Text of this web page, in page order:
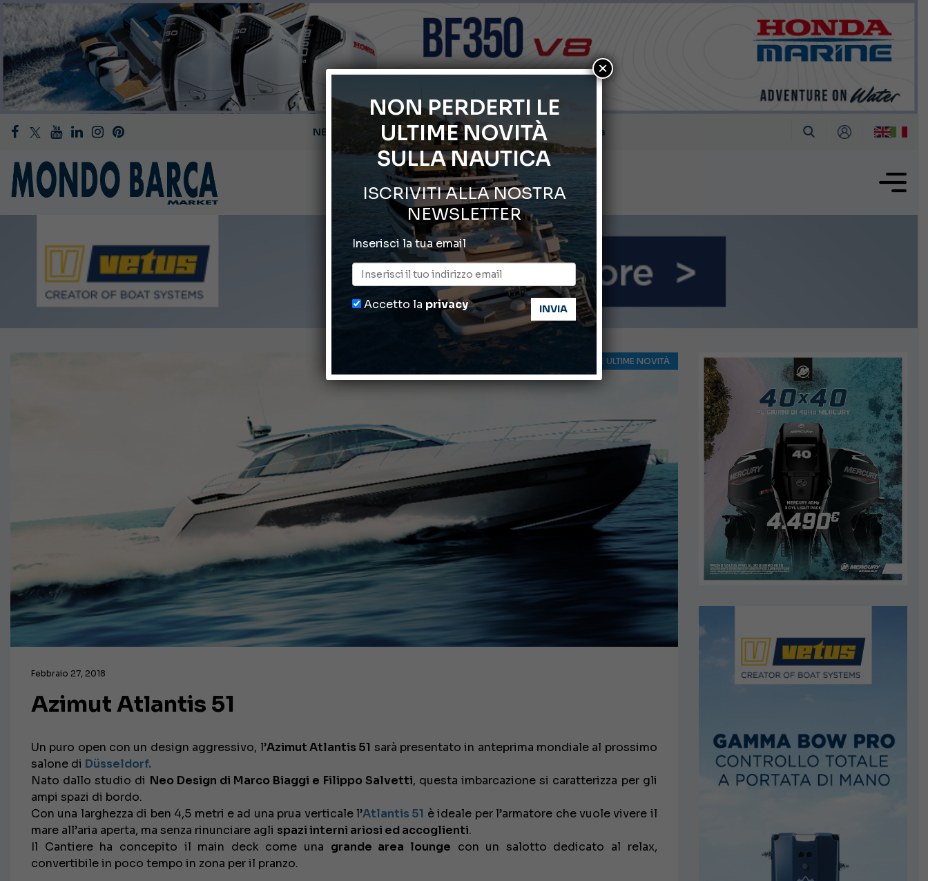
Gommoni Callegari acquisisce Geniuss
66° Salone Nautico Internazionale di Genova
ABOFA 2026: la fiera del mare ad Aqaba
Cannes Yachting Festival 2026: tutte le novità attese a settembre
Febbraio 27, 2018
PROVE E ULTIME NOVITÀ
Azimut Atlantis 51
Un puro open con un design aggressivo, l’Azimut Atlantis 51 sarà presentato in anteprima mondiale al prossimo
salone di Düsseldorf.
Nato dallo studio di Neo Design di Marco Biaggi e Filippo Salvetti, questa imbarcazione si caratterizza per gli
ampi spazi di bordo.
Con una larghezza di ben 4,5 metri e ad una prua verticale l’Atlantis 51 è ideale per l’armatore che vuole vivere il
mare all’aria aperta, ma senza rinunciare agli spazi interni ariosi ed accoglienti.
Il Cantiere ha concepito il main deck come una grande area lounge con un salotto dedicato al relax,
convertibile in poco tempo in zona per il pranzo.
NON PERDERTI LE
ULTIME NOVITÀ
SULLA NAUTICA
ISCRIVITI ALLA NOSTRA
NEWSLETTER
Inserisci la tua email
Accetto la privacy
×